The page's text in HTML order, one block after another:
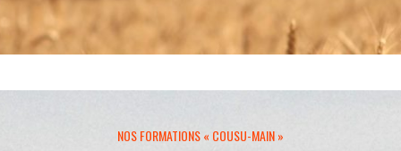
NOS FORMATIONS « COUSU-MAIN »